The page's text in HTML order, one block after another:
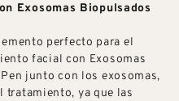
Exosomas Biopulsados
perfecto para el
facial con Exosomas
junto con los exosomas,
tratamiento, ya que las